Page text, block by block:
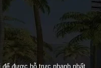
để được hỗ trực nhanh nhất